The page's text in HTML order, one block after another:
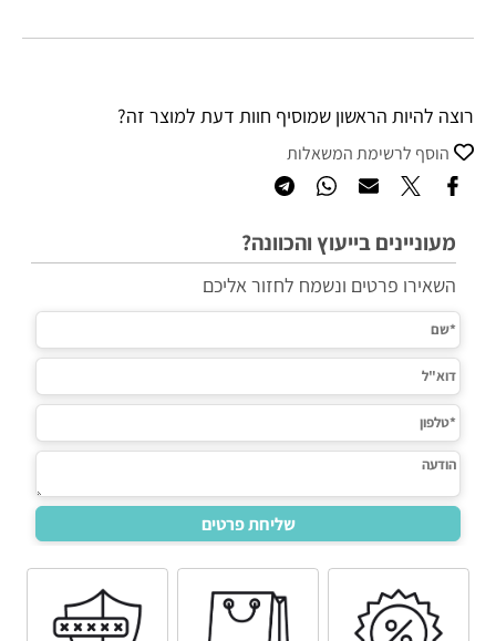
רוצה להיות הראשון שמוסיף חוות דעת למוצר זה?
הוסף לרשימת המשאלות
מעוניינים בייעוץ והכוונה?
השאירו פרטים ונשמח לחזור אליכם